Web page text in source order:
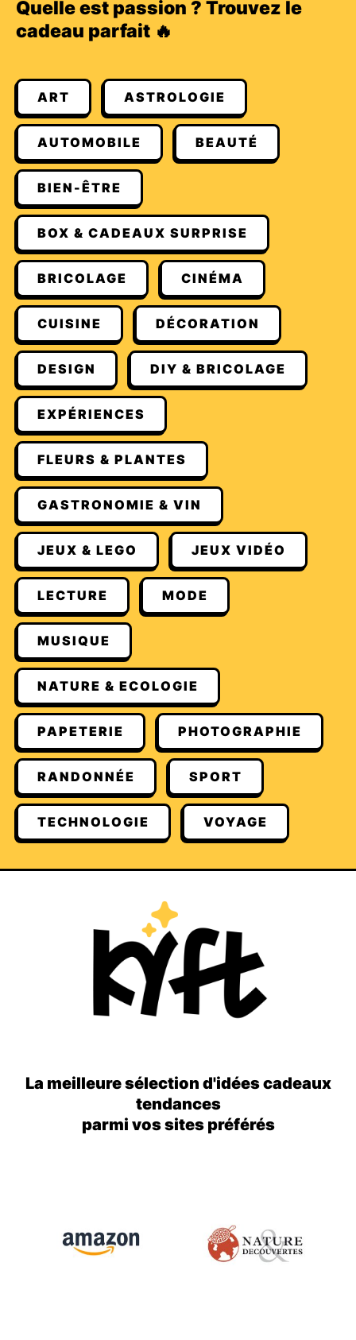
Quelle est passion ? Trouvez le
cadeau parfait 🔥
ART ASTROLOGIE
AUTOMOBILE BEAUTÉ
BIEN-ÊTRE
BOX & CADEAUX SURPRISE
BRICOLAGE CINÉMA
CUISINE DÉCORATION
DESIGN DIY & BRICOLAGE
EXPÉRIENCES
FLEURS & PLANTES
GASTRONOMIE & VIN
JEUX & LEGO JEUX VIDÉO
LECTURE MODE
MUSIQUE
NATURE & ECOLOGIE
PAPETERIE PHOTOGRAPHIE
RANDONNÉE SPORT
TECHNOLOGIE VOYAGE
La meilleure sélection d'idées cadeaux
tendances
parmi vos sites préférés